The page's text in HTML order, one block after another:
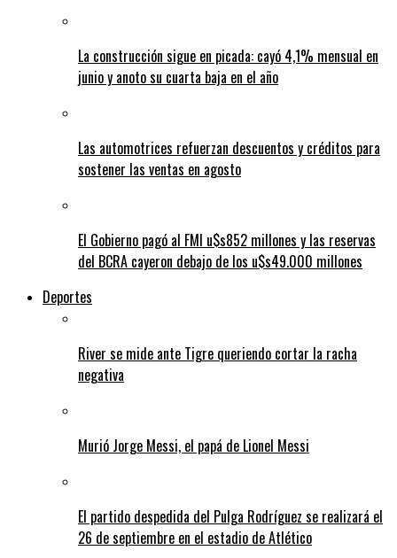
La construcción sigue en picada: cayó 4,1% mensual en
junio y anoto su cuarta baja en el año
Las automotrices refuerzan descuentos y créditos para
sostener las ventas en agosto
El Gobierno pagó al FMI u$s852 millones y las reservas
del BCRA cayeron debajo de los u$s49.000 millones
Deportes
River se mide ante Tigre queriendo cortar la racha
negativa
Murió Jorge Messi, el papá de Lionel Messi
El partido despedida del Pulga Rodríguez se realizará el
26 de septiembre en el estadio de Atlético